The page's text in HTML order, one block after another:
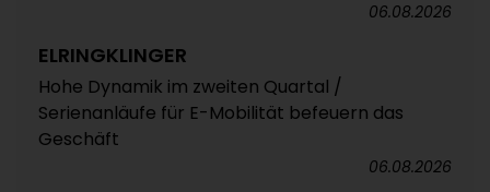
06.08.2026
ELRINGKLINGER
Hohe Dynamik im zweiten Quartal /
Serienanläufe für E-Mobilität befeuern das
Geschäft
06.08.2026